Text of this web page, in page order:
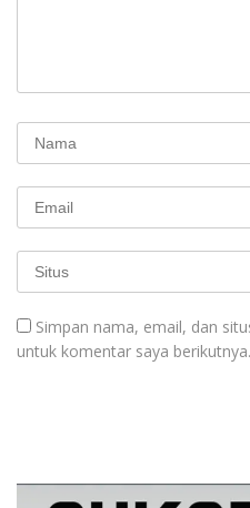
Simpan nama, email, dan
untuk komentar saya berikutnya.